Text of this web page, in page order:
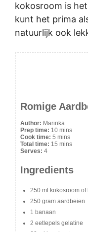
kokosroom is
kunt het prima
natuurlijk ook
Romige
Author: Marinka
Prep time: 10 mins
Cook time: 5 mins
Total time: 15 mins
Serves: 4
Ingredients
250 ml kokosroom of
250 gram aardbeien
1 banaan
2 eetlepels gelatine